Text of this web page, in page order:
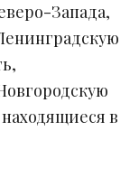
Запада,
в